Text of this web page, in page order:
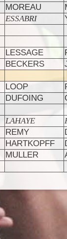
MOREAU
ESSABRI
LESSAGE
BECKERS
LOOP
DUFOING
LAHAYE
REMY
HARTKOPFF
MULLER